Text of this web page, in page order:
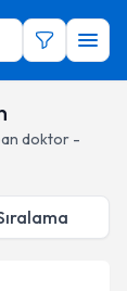
doktor -